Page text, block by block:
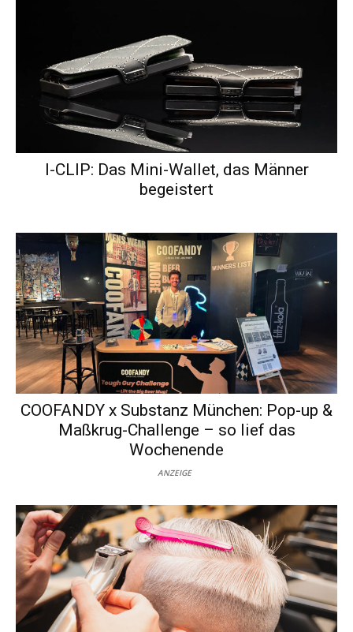
I-CLIP: Das Mini-Wallet, das Männer
begeistert
COOFANDY x Substanz München: Pop-up &
Maßkrug-Challenge – so lief das
Wochenende
ANZEIGE